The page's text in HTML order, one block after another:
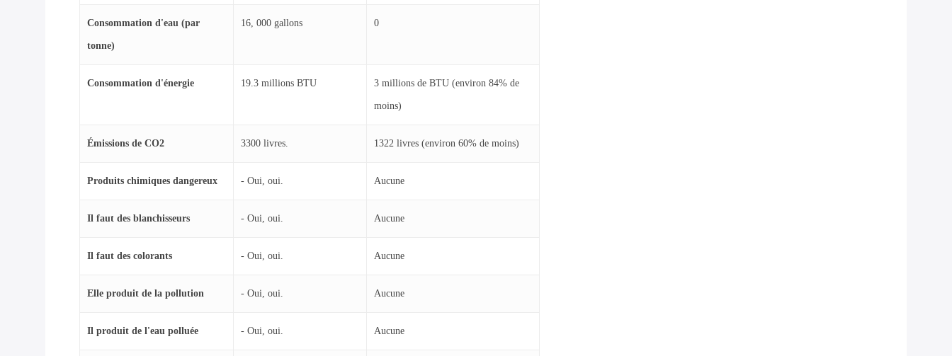
Consommation d'eau (par
tonne)
16, 000 gallons 0
Consommation d'énergie 19.3 millions BTU 3 millions de BTU (environ 84% de
moins)
Émissions de CO2 3300 livres. 1322 livres (environ 60% de moins)
Produits chimiques dangereux - Oui, oui. Aucune
Il faut des blanchisseurs - Oui, oui. Aucune
Il faut des colorants - Oui, oui. Aucune
Elle produit de la pollution - Oui, oui. Aucune
Il produit de l'eau polluée - Oui, oui. Aucune